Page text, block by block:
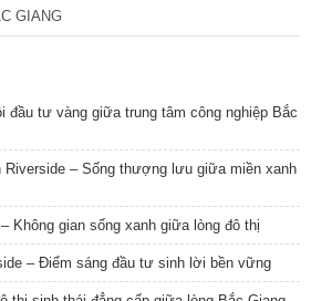
GIANG
đầu tư vàng giữa trung tâm công nghiệp Bắc
Riverside – Sống thượng lưu giữa miền xanh
Không gian sống xanh giữa lòng đô thị
– Điểm sáng đầu tư sinh lời bền vững